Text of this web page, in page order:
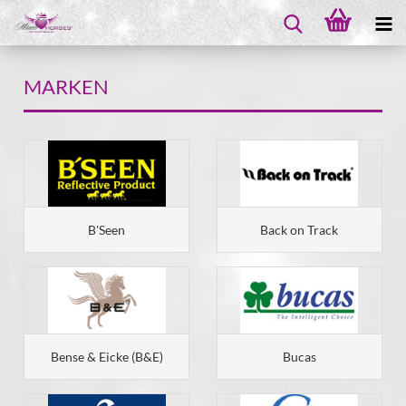
MARKEN
B'Seen Back on Track
Bense & Eicke (B&E) Bucas